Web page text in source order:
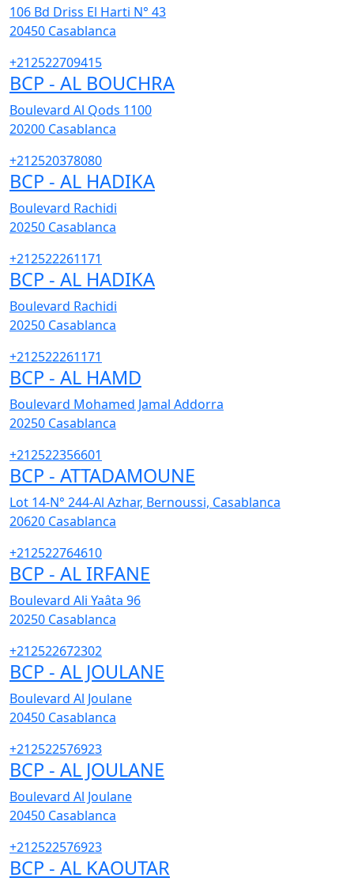
106 Bd Driss El Harti N° 43
20450 Casablanca
+212522709415
BCP - AL BOUCHRA
Boulevard Al Qods 1100
20200 Casablanca
+212520378080
BCP - AL HADIKA
Boulevard Rachidi
20250 Casablanca
+212522261171
BCP - AL HADIKA
Boulevard Rachidi
20250 Casablanca
+212522261171
BCP - AL HAMD
Boulevard Mohamed Jamal Addorra
20250 Casablanca
+212522356601
BCP - ATTADAMOUNE
Lot 14-N° 244-Al Azhar, Bernoussi, Casablanca
20620 Casablanca
+212522764610
BCP - AL IRFANE
Boulevard Ali Yaâta 96
20250 Casablanca
+212522672302
BCP - AL JOULANE
Boulevard Al Joulane
20450 Casablanca
+212522576923
BCP - AL JOULANE
Boulevard Al Joulane
20450 Casablanca
+212522576923
BCP - AL KAOUTAR